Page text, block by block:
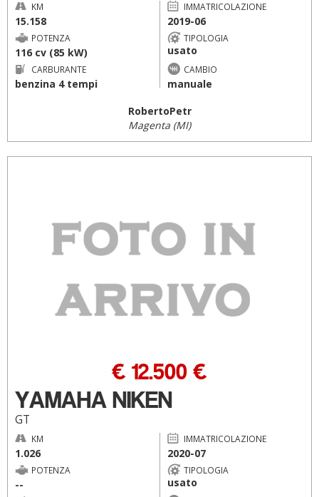
KM
15.158
IMMATRICOLAZIONE
2019-06
POTENZA
116 cv (85 kW)
TIPOLOGIA
usato
CARBURANTE
benzina 4 tempi
CAMBIO
manuale
RobertoPetr
Magenta (MI)
YAMAHA NIKEN
GT
€ 12.500 €
KM
1.026
IMMATRICOLAZIONE
2020-07
POTENZA
--
TIPOLOGIA
usato